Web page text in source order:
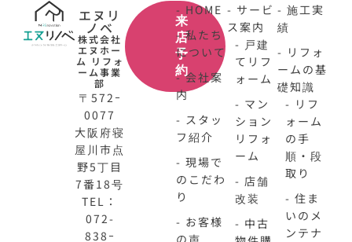
エヌリ
ノベ
株式会社
エヌホー
ム リフォ
ーム事業
部
〒572ｰ
0077
大阪府寝
屋川市点
野5丁目
7番18号
TEL：
072-
838ｰ
来
店
予
約
- HOME
- 私たち
について
- 会社案
内
- スタッ
フ紹介
- 現場で
のこだわ
り
- お客様
の声
- サービ
ス案内
- 戸建
てリフ
ォーム
- マン
ション
リフォ
ーム
- 店舗
改装
- 中古
- 施工実
績
- リフォ
ームの基
礎知識
- リフ
ォーム
の手
順・段
取り
- 住ま
いのメ
ンテナ